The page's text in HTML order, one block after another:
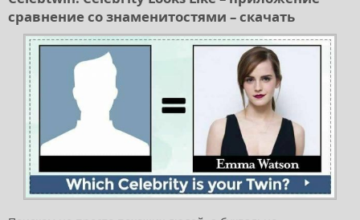
сравнение со знаменитостями – скачать